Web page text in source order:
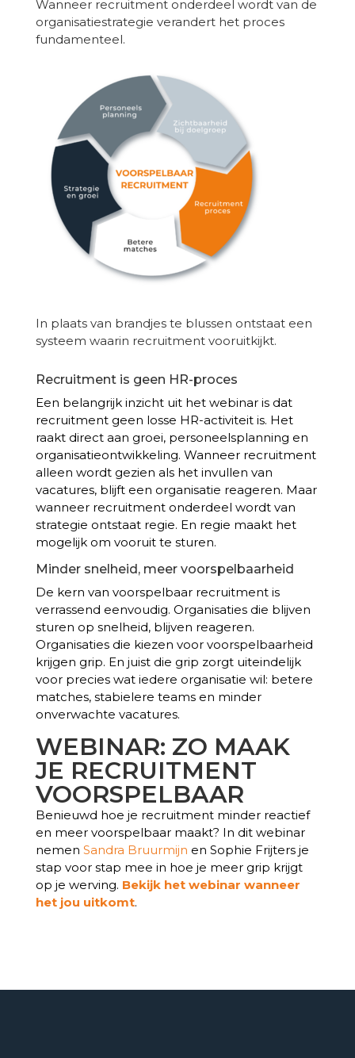
Wanneer recruitment onderdeel wordt van de
organisatiestrategie verandert het proces
fundamenteel.
In plaats van brandjes te blussen ontstaat een
systeem waarin recruitment vooruitkijkt.
Recruitment is geen HR-proces
Een belangrijk inzicht uit het webinar is dat
recruitment geen losse HR-activiteit is. Het
raakt direct aan groei, personeelsplanning en
organisatieontwikkeling. Wanneer recruitment
alleen wordt gezien als het invullen van
vacatures, blijft een organisatie reageren. Maar
wanneer recruitment onderdeel wordt van
strategie ontstaat regie. En regie maakt het
mogelijk om vooruit te sturen.
Minder snelheid, meer voorspelbaarheid
De kern van voorspelbaar recruitment is
verrassend eenvoudig. Organisaties die blijven
sturen op snelheid, blijven reageren.
Organisaties die kiezen voor voorspelbaarheid
krijgen grip. En juist die grip zorgt uiteindelijk
voor precies wat iedere organisatie wil: betere
matches, stabielere teams en minder
onverwachte vacatures.
WEBINAR: ZO MAAK
JE RECRUITMENT
VOORSPELBAAR
Benieuwd hoe je recruitment minder reactief
en meer voorspelbaar maakt? In dit webinar
nemen Sandra Bruurmijn en Sophie Frijters je
stap voor stap mee in hoe je meer grip krijgt
op je werving. Bekijk het webinar wanneer
het jou uitkomt.